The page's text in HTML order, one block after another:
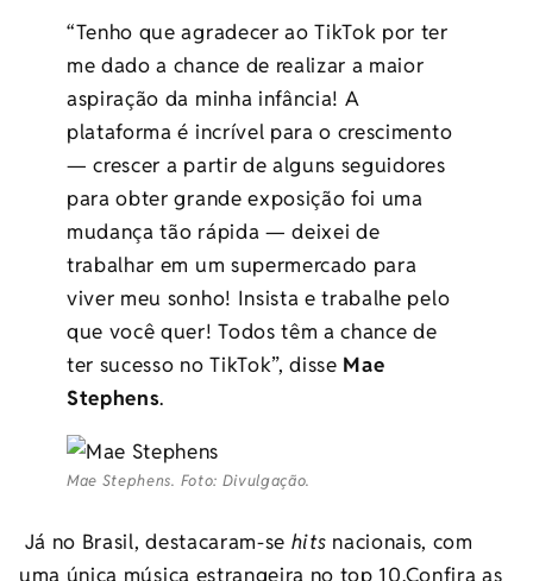
“Tenho que agradecer ao TikTok por ter
me dado a chance de realizar a maior
aspiração da minha infância! A
plataforma é incrível para o crescimento
—crescer a partir de alguns seguidores
para obter grande exposição foi uma
mudança tão rápida — deixei de
trabalhar em um supermercado para
viver meu sonho! Insista e trabalhe pelo
que você quer! Todos têm a chance de
ter sucesso no TikTok”, disse Mae
Stephens.
Mae Stephens. Foto: Divulgação.
Já no Brasil, destacaram-se hits nacionais, com
uma única música estrangeira no top 10.Confira as